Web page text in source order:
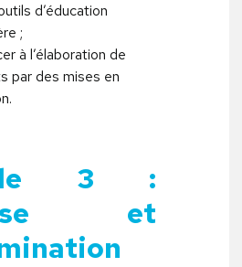
d’éducation
;
à l’élaboration de
par des mises en
3 :
et